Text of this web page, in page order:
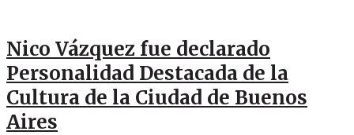
Nico Vázquez fue declarado
Personalidad Destacada de la
Cultura de la Ciudad de Buenos
Aires